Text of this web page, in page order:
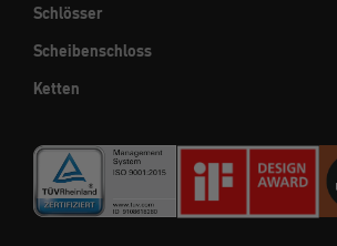
Schlösser
Scheibenschloss
Ketten